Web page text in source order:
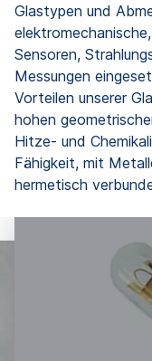
Glastypen und
Sensoren,
Messungen
Vorteilen unserer
hohen
Hitze- und
Fähigkeit, mit
hermetisch